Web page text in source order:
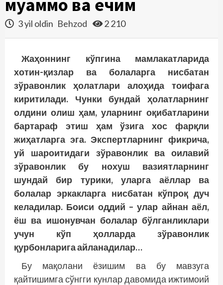
муаммо ва ечим
3 yil oldin Behzod 2 210
Жаҳоннинг кўпгина мамлакатларида
хотин-қизлар ва болаларга нисбатан
зўравонлик ҳолатлари алоҳида тоифага
киритилади. Чунки бундай ҳолатларнинг
олдини олиш ҳам, уларнинг оқибатларини
бартараф этиш ҳам ўзига хос фарқли
жиҳатларга эга. Экспертларнинг фикрича,
уй шароитидаги зўравонлик ва оилавий
зўравонлик бу нохуш вазиятларнинг
шундай бир турики, уларга аёллар ва
болалар эркакларга нисбатан кўпроқ дуч
келадилар. Боиси оддий – улар айнан аёл,
ёш ва ишонувчан болалар бўлганликлари
учун кўп ҳолларда зўравонлик
қурбонларига айланадилар…
Бу мақолани ёзишим ва бу мавзуга
қайтишимга сўнгги кунлар давомида ижтимоий